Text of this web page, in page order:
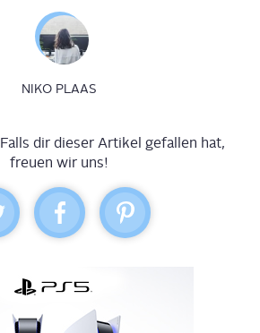
NIKO PLAAS
Falls dir dieser Artikel gefallen hat,
freuen wir uns!